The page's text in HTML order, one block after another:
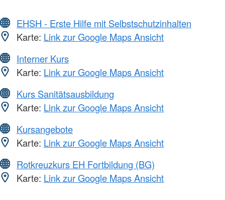
EHSH - Erste Hilfe mit Selbstschutzinhalten
Karte: Link zur Google Maps Ansicht
Interner Kurs
Karte: Link zur Google Maps Ansicht
Kurs Sanitätsausbildung
Karte: Link zur Google Maps Ansicht
Kursangebote
Karte: Link zur Google Maps Ansicht
Rotkreuzkurs EH Fortbildung (BG)
Karte: Link zur Google Maps Ansicht